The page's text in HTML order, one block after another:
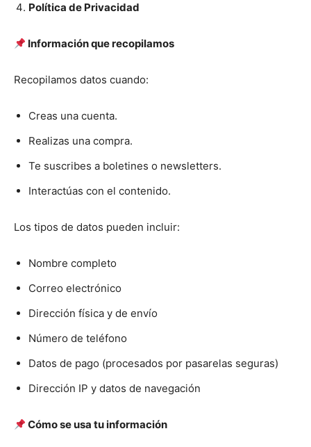
Política de Privacidad
Información que recopilamos
Recopilamos datos cuando:
Creas una cuenta.
Realizas una compra.
Te suscribes a boletines o newsletters.
Interactúas con el contenido.
Los tipos de datos pueden incluir:
Nombre completo
Correo electrónico
Dirección física y de envío
Número de teléfono
Datos de pago (procesados por pasarelas seguras)
Dirección IP y datos de navegación
Cómo se usa tu información